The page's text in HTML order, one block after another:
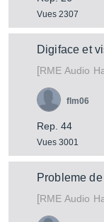
Vues 2307
Digiface et
[RME Audio
Rep. 44
Vues 3001
flm06
Probleme
[RME Audio